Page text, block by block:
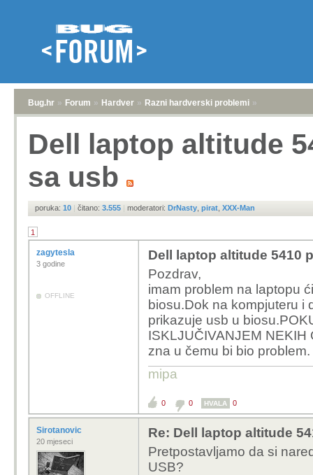
Bug.hr » Forum » Hardver » Razni hardverski problemi »
Dell laptop altitude
sa usb
poruka: 10 | čitano: 3.555 | moderatori: DrNasty pirat XXX-Man
1
zagytesla
3 godine
OFFLINE
Dell laptop altitude 5410
Pozdrav,
imam problem na laptopu
biosu.Dok na kompjuteru i
prikazuje usb u
ISKLJUČIVANJEM NEKIH
zna u čemu bi bio problem.
mipa
0 0 HVALA 0
Sirotanovic
20 mjeseci
Re: Dell laptop altitude
Pretpostavljamo da si
USB?